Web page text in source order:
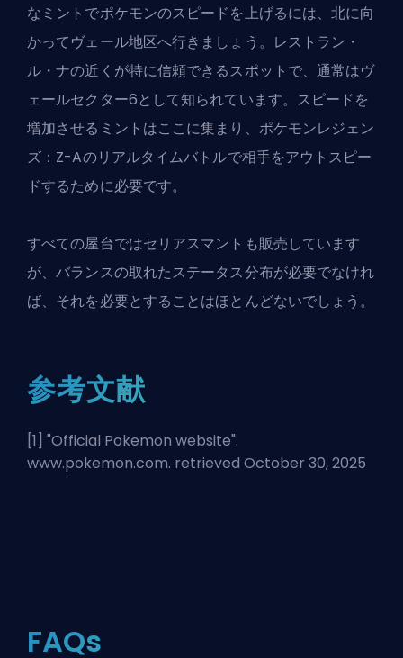
なミントでポケモンのスピードを上げるには、北に向
かってヴェール地区へ行きましょう。レストラン・
ル・ナの近くが特に信頼できるスポットで、通常はヴ
ェールセクター6として知られています。スピードを
増加させるミントはここに集まり、ポケモンレジェン
ズ：Z-Aのリアルタイムバトルで相手をアウトスピー
ドするために必要です。
すべての屋台ではセリアスマントも販売しています
が、バランスの取れたステータス分布が必要でなけれ
ば、それを必要とすることはほとんどないでしょう。
参考文献
[1] "Official Pokemon website".
www.pokemon.com. retrieved October 30, 2025
FAQs